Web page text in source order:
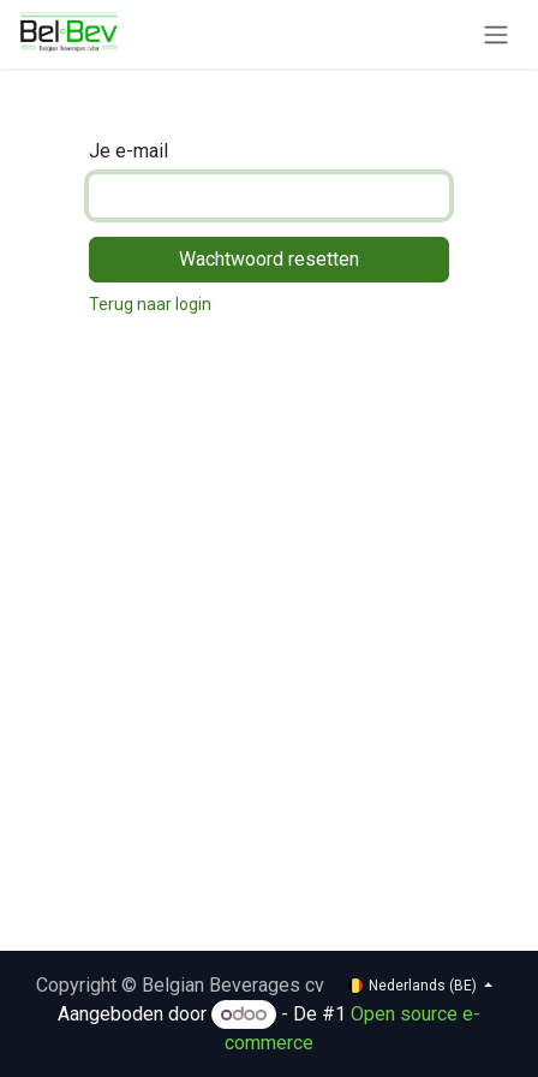
Overslaan naar inhoud
Je e-mail
Wachtwoord resetten
Terug naar login
Copyright © Belgian Beverages cv Nederlands (BE)
Aangeboden door - De #1Open source e-
commerce